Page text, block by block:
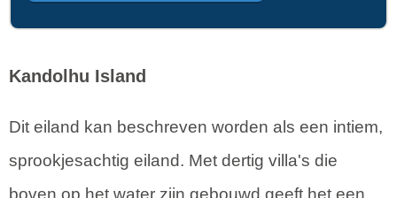
Kandolhu Island
Dit eiland kan beschreven worden als een intiem,
sprookjesachtig eiland. Met dertig villa's die